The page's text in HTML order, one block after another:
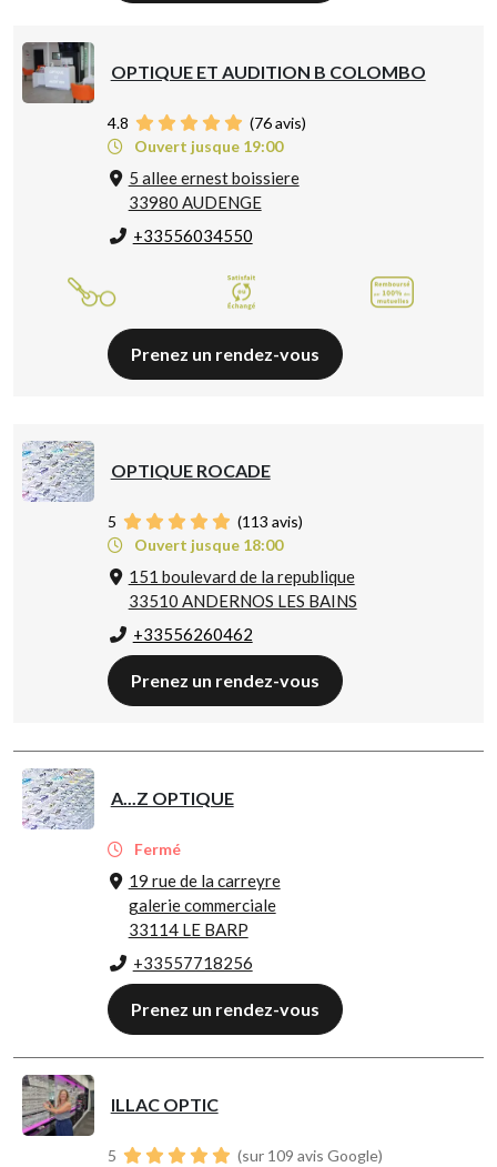
OPTIQUE ET AUDITION B COLOMBO
4.8 (76avis)
Ouvert jusque 19:00
5 allee ernest boissiere
33980 AUDENGE
+33556034550
Prenez un rendez-vous
OPTIQUE ROCADE
5 (113 avis)
Ouvert jusque 18:00
151 boulevard de la republique
33510 ANDERNOS LES BAINS
+33556260462
Prenez un rendez-vous
A...Z OPTIQUE
Fermé
19 rue de la carreyre
galerie commerciale
33114 LE BARP
+33557718256
Prenez un rendez-vous
ILLAC OPTIC
5 (sur 109 avis Google)